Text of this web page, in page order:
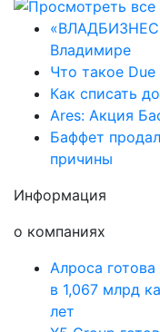
Владимире
Что такое Due
Как списать
Ares: Акция
Баффет
причины
Информация
о компаниях
Алроса
в 1,067 млрд
лет